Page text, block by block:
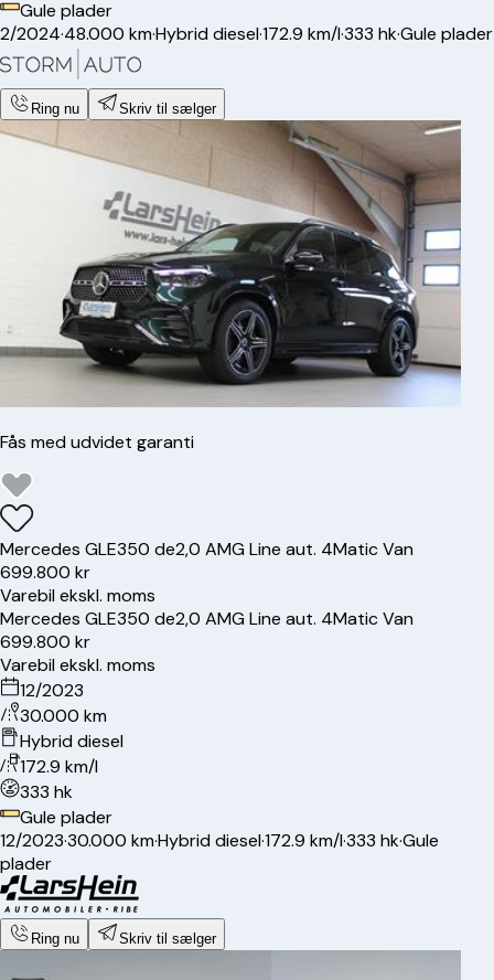
Gule plader
2/2024·48.000 km·Hybrid diesel·172.9 km/l·333 hk·Gule plader
Ring nu Skriv til sælger
Fås med udvidet garanti
Mercedes GLE350 de2,0 AMG Line aut. 4Matic Van
699.800 kr
Varebil ekskl. moms
Mercedes GLE350 de2,0 AMG Line aut. 4Matic Van
699.800 kr
Varebil ekskl. moms
12/2023
30.000 km
Hybrid diesel
172.9 km/l
333 hk
Gule plader
12/2023·30.000 km·Hybrid diesel·172.9 km/l·333 hk·Gule
plader
Ring nu Skriv til sælger